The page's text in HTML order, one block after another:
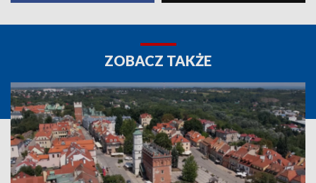
ZOBACZ TAKŻE